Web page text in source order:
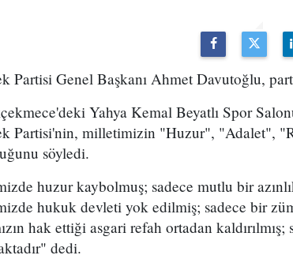
Partisi Genel Başkanı Ahmet Davutoğlu,
Yahya Kemal Beyatlı Spor
Partisi'nin, milletimizin "Huzur", "Adalet",
söyledi.
huzur kaybolmuş; sadece mutlu bir
hukuk devleti yok edilmiş; sadece bir
hak ettiği asgari refah ortadan
dedi.